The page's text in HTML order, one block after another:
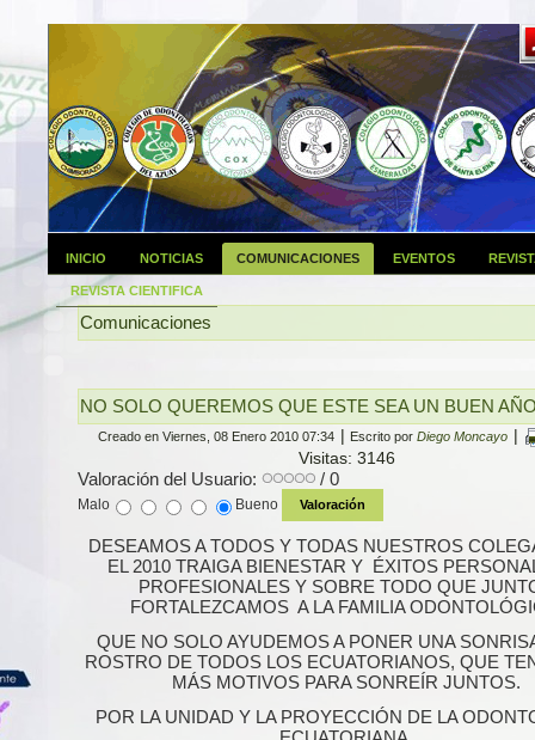
INICIO NOTICIAS COMUNICACIONES EVENTOS
REVISTA CIENTIFICA
Comunicaciones
NO SOLO QUEREMOS QUE ESTE SEA UN BUEN
Creado en Viernes, 08 Enero 2010 07:34 Escrito por Diego Moncayo
Visitas: 3146
Valoración del Usuario: / 0
Malo Bueno
DESEAMOS A TODOS Y TODAS NUESTROS
EL 2010 TRAIGA BIENESTAR Y ÉXITOS
PROFESIONALES Y SOBRE TODO QUE
FORTALEZCAMOS A LA FAMILIA
QUE NO SOLO AYUDEMOS A PONER UNA
ROSTRO DE TODOS LOS ECUATORIANOS, QUE
MÁS MOTIVOS PARA SONREÍR JUNTOS.
POR LA UNIDAD Y LA PROYECCIÓN DE LA